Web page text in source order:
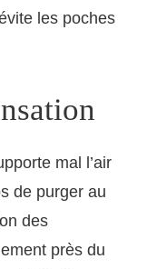
les poches
mal l’air
de purger au
des
près du